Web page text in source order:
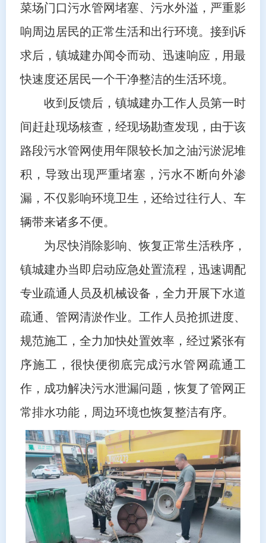
菜场门口污水管网堵塞、污水外溢，严重影
响周边居民的正常生活和出行环境。接到诉
求后，镇城建办闻令而动、迅速响应，用最
快速度还居民一个干净整洁的生活环境。
收到反馈后，镇城建办工作人员第一时
间赶赴现场核查，经现场勘查发现，由于该
路段污水管网使用年限较长加之油污淤泥堆
积，导致出现严重堵塞，污水不断向外渗
漏，不仅影响环境卫生，还给过往行人、车
辆带来诸多不便。
为尽快消除影响、恢复正常生活秩序，
镇城建办当即启动应急处置流程，迅速调配
专业疏通人员及机械设备，全力开展下水道
疏通、管网清淤作业。工作人员抢抓进度、
规范施工，全力加快处置效率，经过紧张有
序施工，很快便彻底完成污水管网疏通工
作，成功解决污水泄漏问题，恢复了管网正
常排水功能，周边环境也恢复整洁有序。